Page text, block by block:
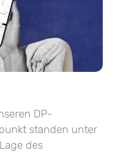
DP-
standen unter
des